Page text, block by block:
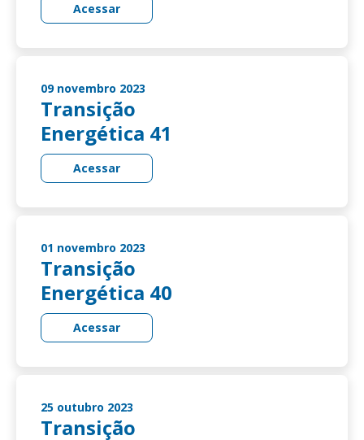
Acessar
09 novembro 2023
Transição
Energética 41
Acessar
01 novembro 2023
Transição
Energética 40
Acessar
25 outubro 2023
Transição